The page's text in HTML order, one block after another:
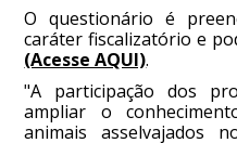
O questionário é
caráter fiscalizatório e
(Acesse AQUI).
"A participação dos
ampliar o
animais asselvajados